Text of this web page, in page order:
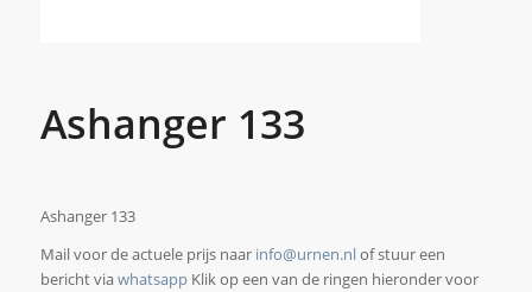
Ashanger 133
Ashanger 133
Mail voor de actuele prijs naar info@urnen.nlof stuur een
bericht viawhatsappKlik op een van de ringen hieronder voor